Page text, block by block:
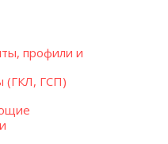
профили и
(ГКЛ, ГСП)